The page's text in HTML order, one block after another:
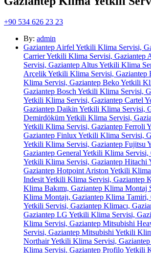
+90 534 626 23 23
By: admin
Gaziantep Airfel Yetkili Klima Servisi,
Carrier Yetkili Klima Servisi, Gaziantep
Servisi, Gaziantep Altus Yetkili Klima
Arçelik Yetkili Klima Servisi, Gaziantep
Klima Servisi, Gaziantep Beko Yetkili
Gaziantep Bosch Yetkili Klima Servisi,
Yetkili Klima Servisi, Gaziantep Cartel
Gaziantep Daikin Yetkili Klima Servisi,
Demirdöküm Yetkili Klima Servisi,
Yetkili Klima Servisi, Gaziantep Ferroli
Gaziantep Finlux Yetkili Klima Servisi,
Yetkili Klima Servisi, Gaziantep Fujitsu
Gaziantep General Yetkili Klima Servisi,
Yetkili Klima Servisi, Gaziantep Hitachi
Gaziantep Hotpoint Ariston Yetkili
Indesit Yetkili Klima Servisi, Gaziantep
Klima Bakımı, Gaziantep Klima Montaj
Klima Montajı, Gaziantep Klima Tamiri,
Yetkili Servisi, Gaziantep Klimacı,
Gaziantep LG Yetkili Klima Servisi,
Klima Servisi, Gaziantep Mitsubishi
Servisi, Gaziantep Mitsubishi Yetkili
Northair Yetkili Klima Servisi,
Klima Servisi, Gaziantep Profilo Yetkili